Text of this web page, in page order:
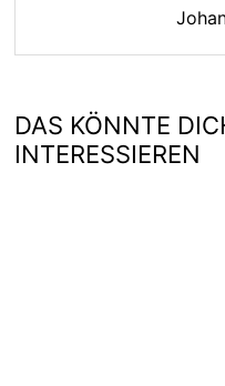
DAS KÖNNTE
INTERESSIEREN